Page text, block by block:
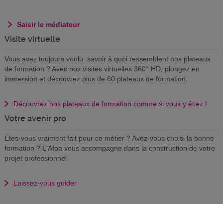
Saisir le médiateur
Visite virtuelle
Vous avez toujours voulu savoir à quoi ressemblent nos plateaux
de formation ? Avec nos visites virtuelles 360° HD, plongez en
immersion et découvrez plus de 60 plateaux de formation.
Découvrez nos plateaux de formation comme si vous y étiez !
Votre avenir pro
Etes-vous vraiment fait pour ce métier ? Avez-vous choisi la bonne
formation ? L'Afpa vous accompagne dans la construction de votre
projet professionnel
Laissez-vous guider